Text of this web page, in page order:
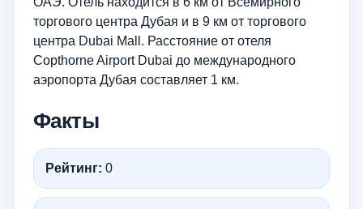
торгового центра Дубая и в 9 км от торгового
центра Dubai Mall. Расстояние от отеля
Copthorne Airport Dubai до международного
аэропорта Дубая составляет 1 км.
Факты
Рейтинг: 0